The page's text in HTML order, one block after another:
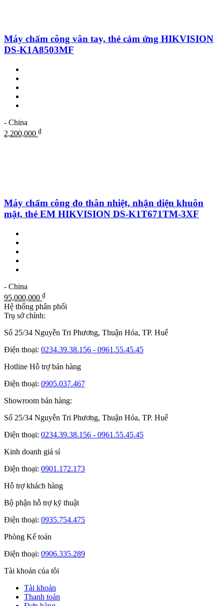
Máy chấm công vân tay, thẻ cảm ứng HIKVISION
DS-K1A8503MF
- China
2,200,000 ₫
Máy chấm công đo thân nhiệt, nhận diện khuôn
mặt, thẻ EM HIKVISION DS-K1T671TM-3XF
- China
95,000,000 ₫
Hệ thống phân phối
Trụ sở chính:
Số 25/34 Nguyễn Tri Phương, Thuận Hóa, TP. Huế
Điện thoại: 0234.39.38.156 - 0961.55.45.45
Hotline Hỗ trợ bán hàng
Điện thoại: 0905.037.467
Showroom bán hàng:
Số 25/34 Nguyễn Tri Phương, Thuận Hóa, TP. Huế
Điện thoại: 0234.39.38.156 - 0961.55.45.45
Kinh doanh giá sỉ
Điện thoại: 0901.172.173
Hỗ trợ khách hàng
Bộ phận hỗ trợ kỹ thuật
Điện thoại: 0935.754.475
Phòng Kế toán
Điện thoại: 0906.335.289
Tài khoản của tôi
Tài khoản
Thanh toán